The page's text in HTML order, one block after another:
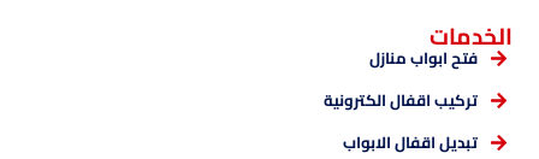
الخدمات
فتح ابواب منازل
تركيب اقفال الكترونية
تبديل اقفال الابواب